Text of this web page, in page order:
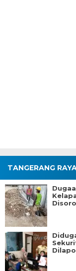
TANGERANG